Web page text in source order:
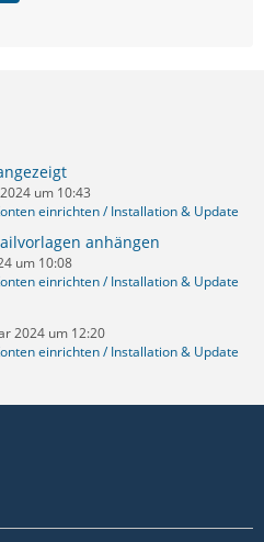
um 10:43
einrichten / Installation & Update
anhängen
um 10:08
einrichten / Installation & Update
2024 um 12:20
einrichten / Installation & Update